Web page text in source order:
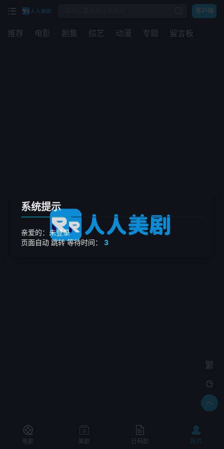
客户端
推荐 电影 剧集 综艺 动漫 专题 留言板
系统提示
亲爱的：未登录
页面自动 跳转等待时间：3
繁

电影 美剧 日韩剧 我的